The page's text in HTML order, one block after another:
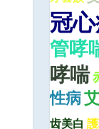
冠
管哮
哮喘
性病
齿美白